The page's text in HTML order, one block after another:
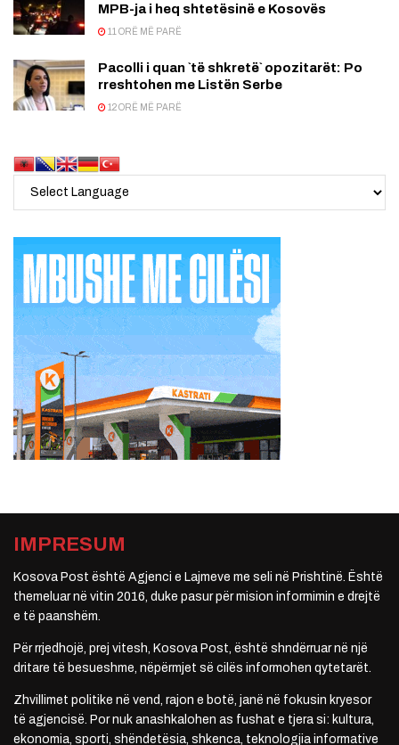
MPB-ja i heq shtetësinë e Kosovës
11 ORË MË PARË
Pacolli i quan `të shkretë` opozitarët: Po
rreshtohen me Listën Serbe
12 ORË MË PARË
IMPRESUM
Kosova Post është Agjenci e Lajmeve me seli në Prishtinë. Është
themeluar në vitin 2016, duke pasur për mision informimin e drejtë
e të paanshëm.
Për rrjedhojë, prej vitesh, Kosova Post, është shndërruar në një
dritare të besueshme, nëpërmjet së cilës informohen qytetarët.
Zhvillimet politike në vend, rajon e botë, janë në fokusin kryesor
të agjencisë. Por nuk anashkalohen as fushat e tjera si: kultura,
ekonomia, sporti, shëndetësia, shkenca, teknologjia informative